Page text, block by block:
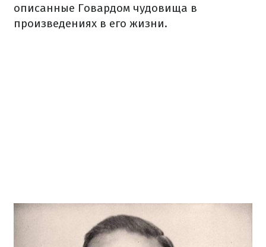
описанные Говардом чудовища в
произведениях в его жизни.